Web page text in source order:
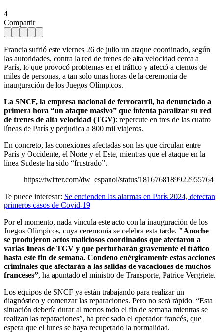
4
Compartir
Francia sufrió este viernes 26 de julio un ataque coordinado, según
las autoridades, contra la red de trenes de alta velocidad cerca a
París, lo que provocó problemas en el tráfico y afectó a cientos de
miles de personas, a tan solo unas horas de la ceremonia de
inauguración de los Juegos Olímpicos.
La SNCF, la empresa nacional de ferrocarril, ha denunciado a
primera hora “un ataque masivo” que intenta paralizar su red
de trenes de alta velocidad (TGV): repercute en tres de las cuatro
líneas de París y perjudica a 800 mil viajeros.
En concreto, las conexiones afectadas son las que circulan entre
París y Occidente, el Norte y el Este, mientras que el ataque en la
línea Sudeste ha sido “frustrado”.
https://twitter.com/dw_espanol/status/1816768189922955764
Te puede interesar: Se encienden las alarmas en París 2024, detectan
primeros casos de Covid-19
Por el momento, nada vincula este acto con la inauguración de los
Juegos Olímpicos, cuya ceremonia se celebra esta tarde. "Anoche
se produjeron actos maliciosos coordinados que afectaron a
varias líneas de TGV y que perturbarán gravemente el tráfico
hasta este fin de semana. Condeno enérgicamente estas acciones
criminales que afectarán a las salidas de vacaciones de muchos
franceses”, ha apuntado el ministro de Transporte, Patrice Vergriete.
Los equipos de SNCF ya están trabajando para realizar un
diagnóstico y comenzar las reparaciones. Pero no será rápido. “Esta
situación debería durar al menos todo el fin de semana mientras se
realizan las reparaciones”, ha precisado el operador francés, que
espera que el lunes se haya recuperado la normalidad.